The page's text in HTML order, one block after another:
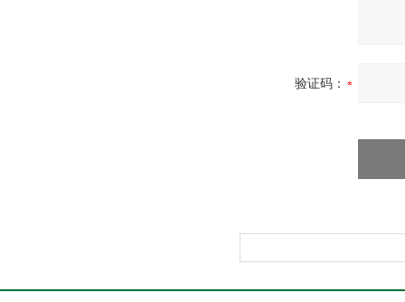
验证码：